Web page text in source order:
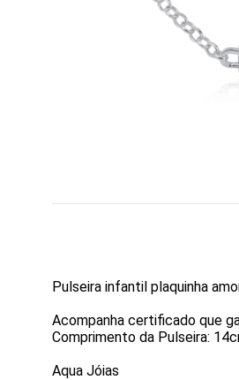
Pulseira infantil plaquinha
Acompanha certificado que
Comprimento da Pulseira:
Aqua Jóias